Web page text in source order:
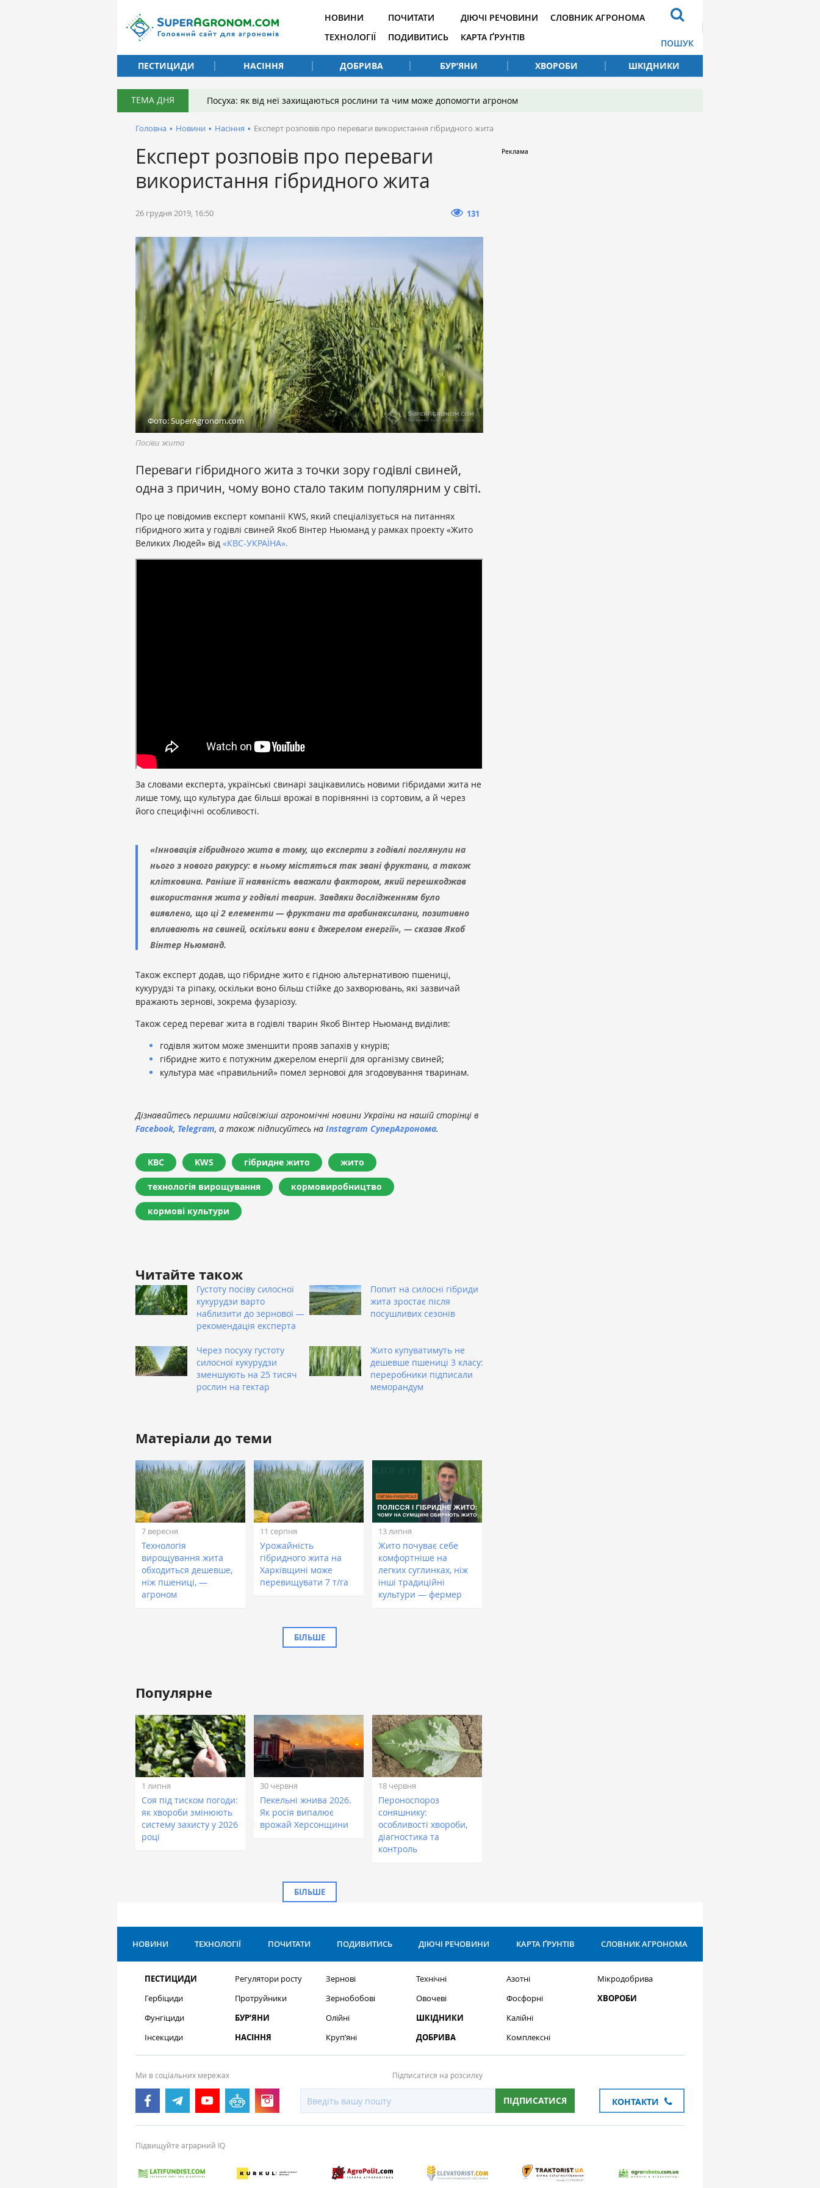
НОВИНИ
ТЕХНОЛОГІЇ
ПОЧИТАТИ
ПОДИВИТИСЬ
ДІЮЧІ РЕЧОВИНИ
КАРТА ҐРУНТІВ
СЛОВНИК АГРОНОМА
ПОШУК
ПЕСТИЦИДИ
НАСІННЯ ДОБРИВА БУР’ЯНИ ХВОРОБИ ШКІДНИКИ
ТЕМА ДНЯ Посуха: як від неї захищаються рослини та чим може допомогти агроном
Головна • Новини • Насіння • Експерт розповів про переваги використання гібридного жита
Експерт розповів про переваги
використання гібридного жита
26 грудня 2019, 16:50 131
Фото: SuperAgronom.com
Посіви жита
Переваги гібридного жита з точки зору годівлі свиней,
одна з причин, чому воно стало таким популярним у світі.
Про це повідомив експерт компанії KWS, який спеціалізується на питаннях
гібридного жита у годівлі свиней Якоб Вінтер Ньюманд у рамках проекту «Жито
Великих Людей» від «КВС-УКРАЇНА».
За словами експерта, українські свинарі зацікавились новими гібридами жита не
лише тому, що культура дає більші врожаї в порівнянні із сортовим, а й через
його специфічні особливості.
«Інновація гібридного жита в тому, що експерти з годівлі поглянули на
нього з нового ракурсу: в ньому містяться так звані фруктани, а також
клітковина. Раніше її наявність вважали фактором, який перешкоджав
використання жита у годівлі тварин. Завдяки дослідженням було
виявлено, що ці 2 елементи — фруктани та арабинаксилани, позитивно
впливають на свиней, оскільки вони є джерелом енергії», — сказав Якоб
Вінтер Ньюманд.
Також експерт додав, що гібридне жито є гідною альтернативою пшениці,
кукурудзі та ріпаку, оскільки воно більш стійке до захворювань, які зазвичай
вражають зернові, зокрема фузаріозу.
Також серед переваг жита в годівлі тварин Якоб Вінтер Ньюманд виділив:
годівля житом може зменшити прояв запахів у кнурів;
гібридне жито є потужним джерелом енергії для організму свиней;
культура має «правильний» помел зернової для згодовування тваринам.
Дізнавайтесь першими найсвіжіші агрономічні новини України на нашій сторінці в
Facebook, Telegram, а також підписуйтесь на Instagram СуперАгронома.
КВС KWS гібридне жито жито
технологія вирощування кормовиробництво
кормові культури
Читайте також
Густоту посіву силосної
кукурудзи варто
наблизити до зернової —
рекомендація експерта
Попит на силосні гібриди
жита зростає після
посушливих сезонів
Через посуху густоту
силосної кукурудзи
зменшують на 25 тисяч
рослин на гектар
Жито купуватимуть не
дешевше пшениці 3 класу:
переробники підписали
меморандум
Матеріали до теми
7 вересня
Технологія
вирощування жита
обходиться дешевше,
ніж пшениці, —
агроном
11 серпня
Урожайність
гібридного жита на
Харківщині може
перевищувати 7 т/га
13 липня
Жито почуває себе
комфортніше на
легких суглинках, ніж
інші традиційні
культури — фермер
БІЛЬШЕ
Популярне
1 липня
Соя під тиском погоди:
як хвороби змінюють
систему захисту у 2026
році
30 червня
Пекельні жнива 2026.
Як росія випалює
врожай Херсонщини
18 червня
Пероноспороз
соняшнику:
особливості хвороби,
діагностика та
контроль
БІЛЬШЕ
НОВИНИ ТЕХНОЛОГІЇ ПОЧИТАТИ ПОДИВИТИСЬ ДІЮЧІ РЕЧОВИНИ КАРТА ҐРУНТІВ СЛОВНИК АГРОНОМА
ПЕСТИЦИДИ
Гербіциди
Фунгіциди
Інсекциди
Регулятори росту
Протруйники
БУР’ЯНИ
НАСІННЯ
Зернові
Зернобобові
Олійні
Круп’яні
Технічні
Овочеві
ШКІДНИКИ
ДОБРИВА
Азотні
Фосфорні
Калійні
Комплексні
Мікродобрива
ХВОРОБИ
Ми в соціальних мережах Підписатися на розсилку
ПІДПИСАТИСЯ КОНТАКТИ
Підвищуйте аграрний IQ